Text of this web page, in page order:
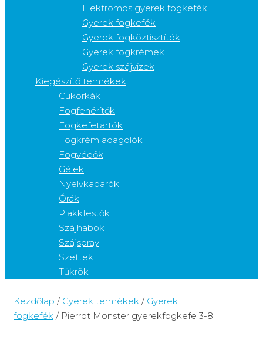
Elektromos gyerek fogkefék
Gyerek fogkefék
Gyerek fogköztisztítók
Gyerek fogkrémek
Gyerek szájvizek
Kiegészítő termékek
Cukorkák
Fogfehérítők
Fogkefetartók
Fogkrém adagolók
Fogvédők
Gélek
Nyelvkaparók
Órák
Plakkfestők
Szájhabok
Szájspray
Szettek
Tükrök
Kezdőlap / Gyerek termékek / Gyerek
fogkefék / Pierrot Monster gyerekfogkefe 3-8